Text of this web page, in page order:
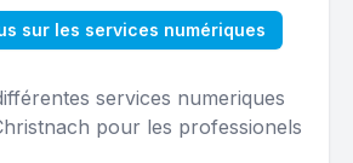
sur les services numériques
services numeriques
pour les professionels